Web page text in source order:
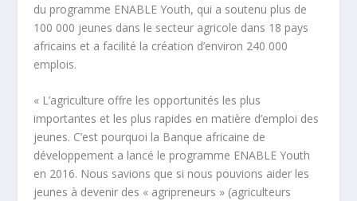
du programme ENABLE Youth, qui a soutenu plus de
100 000 jeunes dans le secteur agricole dans 18 pays
africains et a facilité la création d’environ 240 000
emplois.
« L’agriculture offre les opportunités les plus
importantes et les plus rapides en matière d’emploi des
jeunes. C’est pourquoi la Banque africaine de
développement a lancé le programme ENABLE Youth
en 2016. Nous savions que si nous pouvions aider les
jeunes à devenir des « agripreneurs » (agriculteurs